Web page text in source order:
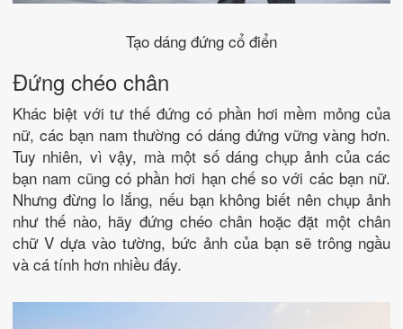
Tạo dáng đứng cổ điển
Đứng chéo chân
Khác biệt với tư thế đứng có phần hơi mềm mỏng của
nữ, các bạn nam thường có dáng đứng vững vàng hơn.
Tuy nhiên, vì vậy, mà một số dáng chụp ảnh của các
bạn nam cũng có phần hơi hạn chế so với các bạn nữ.
Nhưng đừng lo lắng, nếu bạn không biết nên chụp ảnh
như thế nào, hãy đứng chéo chân hoặc đặt một chân
chữ V dựa vào tường, bức ảnh của bạn sẽ trông ngầu
và cá tính hơn nhiều đấy.